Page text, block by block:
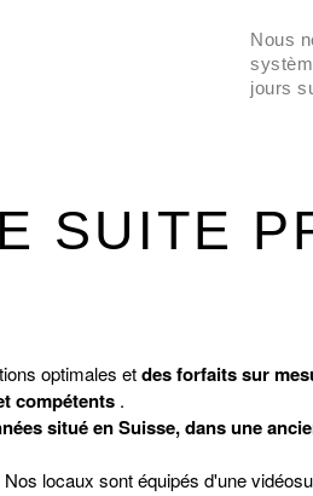
Nous
jours
SUITE
optimales etdes forfaits sur
compétents.
situé en Suisse, dans une
Nos locaux sont équipés d'une